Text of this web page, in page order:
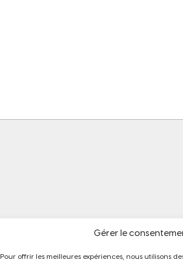
Gérer le
Pour offrir les meilleures expériences, nous utilisons